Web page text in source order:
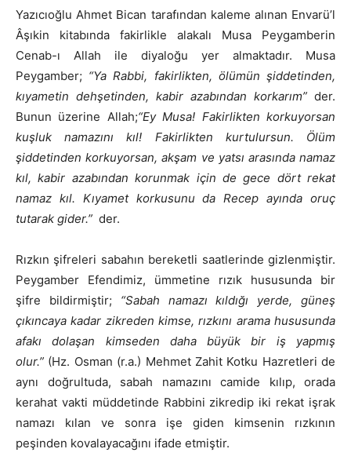
Yazıcıoğlu Ahmet Bican tarafından kaleme alınan Envarü’l
Âşıkin kitabında fakirlikle alakalı Musa Peygamberin
Cenab-ı Allah ile diyaloğu yer almaktadır. Musa
Peygamber; “Ya Rabbi, fakirlikten, ölümün şiddetinden,
kıyametin dehşetinden, kabir azabından korkarım” der.
Bunun üzerine Allah;“Ey Musa! Fakirlikten korkuyorsan
kuşluk namazını kıl! Fakirlikten kurtulursun. Ölüm
şiddetinden korkuyorsan, akşam ve yatsı arasında namaz
kıl, kabir azabından korunmak için de gece dört rekat
namaz kıl. Kıyamet korkusunu da Recep ayında oruç
tutarak gider.” der.
Rızkın şifreleri sabahın bereketli saatlerinde gizlenmiştir.
Peygamber Efendimiz, ümmetine rızık hususunda bir
şifre bildirmiştir; “Sabah namazı kıldığı yerde, güneş
çıkıncaya kadar zikreden kimse, rızkını arama hususunda
afakı dolaşan kimseden daha büyük bir iş yapmış
olur.” (Hz. Osman (r.a.) Mehmet Zahit Kotku Hazretleri de
aynı doğrultuda, sabah namazını camide kılıp, orada
kerahat vakti müddetinde Rabbini zikredip iki rekat işrak
namazı kılan ve sonra işe giden kimsenin rızkının
peşinden kovalayacağını ifade etmiştir.